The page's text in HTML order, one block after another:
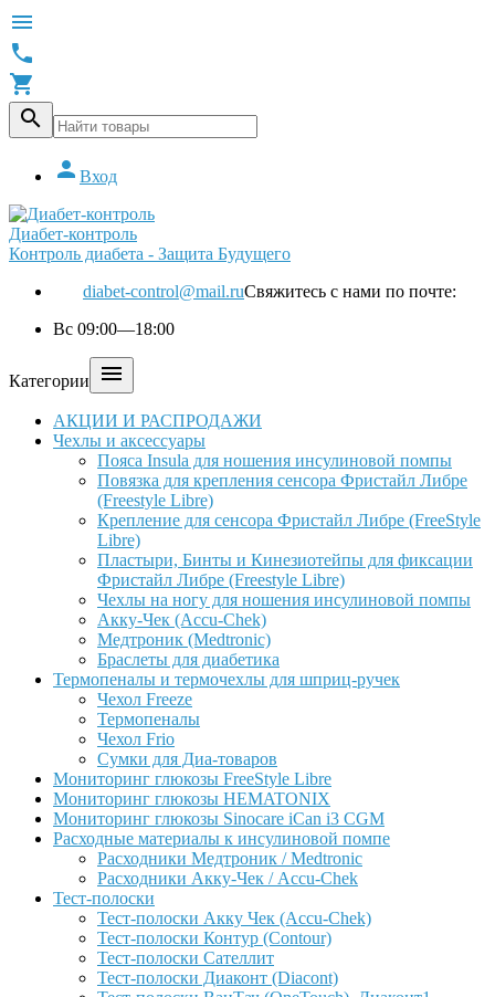




 Вход
Диабет-контроль
Контроль диабета - Защита Будущего
diabet-control@mail.ruСвяжитесь с нами по почте:
Вс 09:00—18:00
Категории 
АКЦИИ И РАСПРОДАЖИ
Чехлы и аксессуары
Пояса Insula для ношения инсулиновой помпы
Повязка для крепления сенсора Фристайл Либре
(Freestyle Libre)
Крепление для сенсора Фристайл Либре (FreeStyle
Libre)
Пластыри, Бинты и Кинезиотейпы для фиксации
Фристайл Либре (Freestyle Libre)
Чехлы на ногу для ношения инсулиновой помпы
Акку-Чек (Accu-Chek)
Медтроник (Medtronic)
Браслеты для диабетика
Термопеналы и термочехлы для шприц-ручек
Чехол Freeze
Термопеналы
Чехол Frio
Сумки для Диа-товаров
Мониторинг глюкозы FreeStyle Libre
Мониторинг глюкозы HEMATONIX
Мониторинг глюкозы Sinocare iCan i3 CGM
Расходные материалы к инсулиновой помпе
Расходники Медтроник / Medtronic
Расходники Акку-Чек / Accu-Chek
Тест-полоски
Тест-полоски Акку Чек (Accu-Chek)
Тест-полоски Контур (Contour)
Тест-полоски Сателлит
Тест-полоски Диаконт (Diacont)